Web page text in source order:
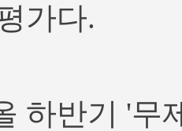
가다.
하반기 '무